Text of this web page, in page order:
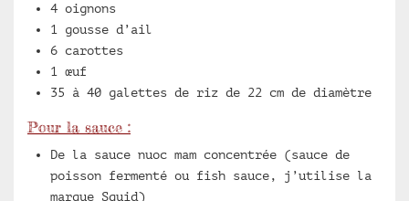
4 oignons
1 gousse d’ail
6 carottes
1 œuf
35 à 40 galettes de riz de 22 cm de diamètre
Pour la sauce :
De la sauce nuoc mam concentrée (sauce de
poisson fermenté ou fish sauce, j’utilise la
marque Squid)